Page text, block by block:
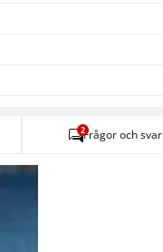
2Frågor och svar